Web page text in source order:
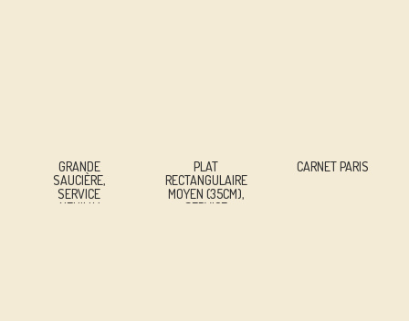
GRANDE
SAUCIÈRE,
SERVICE
« NEUILLY »
PLAT
RECTANGULAIRE
MOYEN (35CM),
SERVICE
CARNET PARIS